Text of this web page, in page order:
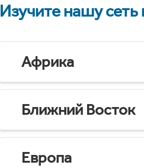
Изучите нашу
Африка
Ближний Восток
Европа